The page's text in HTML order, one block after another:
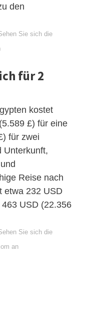
den
Sie sich die
für 2
kostet
£) für eine
für zwei
Unterkunft,
Reise nach
etwa 232 USD
USD (22.356
Sie sich die
an